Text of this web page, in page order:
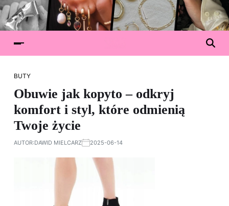
BUTY
Obuwie jak kopyto – odkryj
komfort i styl, które odmienią
Twoje życie
AUTOR:DAWID MIELCARZ 2025-06-14